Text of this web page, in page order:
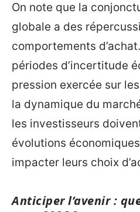
On note que la
globale a des
comportements
périodes d’incertitude
pression exercée sur
la dynamique du
les investisseurs
évolutions
impacter leurs choix
Anticiper l’avenir :